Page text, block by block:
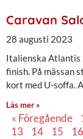
Caravan
28 augusti 2023
Italienska Atlantis
finish. På mässan
kort med U-soffa.
Läs mer »
« Föregående
13
14 15 16